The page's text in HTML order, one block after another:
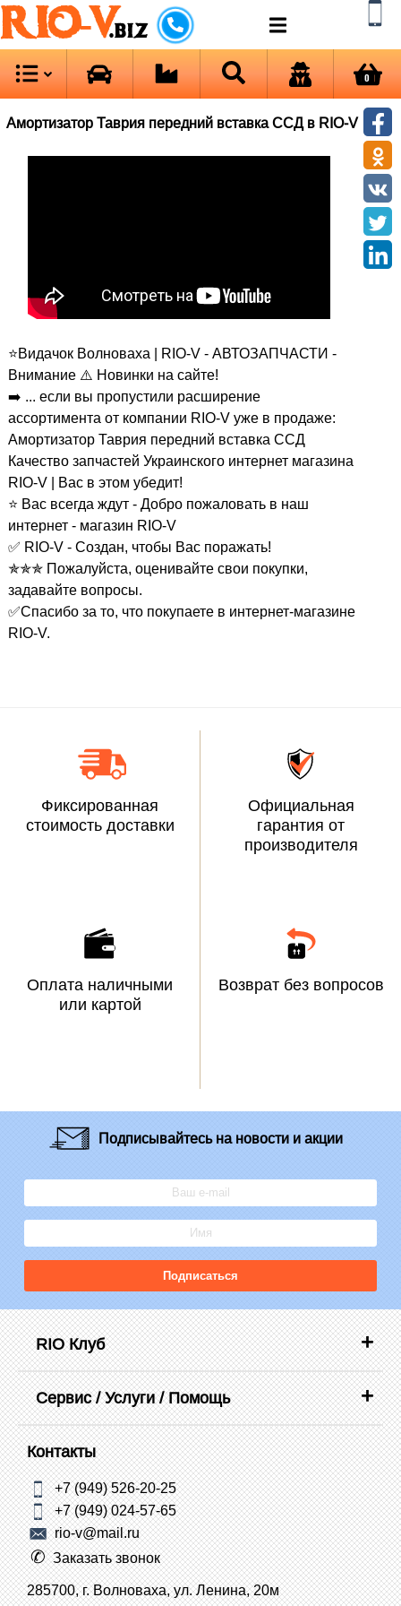
RIO-V.biz
0
Амортизатор Таврия передний вставка ССД в RIO-V
⭐Видачок Волноваха | RIO-V - АВТОЗАПЧАСТИ -
Внимание ⚠️ Новинки на сайте!
➡️ ... если вы пропустили расширение
ассортимента от компании RIO-V уже в продаже:
Амортизатор Таврия передний вставка ССД
Качество запчастей Украинского интернет магазина
RIO-V | Вас в этом убедит!
⭐ Вас всегда ждут - Добро пожаловать в наш
интернет - магазин RIO-V
✅ RIO-V - Создан, чтобы Вас поражать!
✯✯✯ Пожалуйста, оценивайте свои покупки,
задавайте вопросы.
✅Спасибо за то, что покупаете в интернет-магазине
RIO-V.
Фиксированная
стоимость доставки
Официальная
гарантия от
производителя
Оплата наличными
или картой
Возврат без вопросов
Подписывайтесьна новости и акции
Подписаться
RIO Клуб
Сервис / Услуги / Помощь
Контакты
+7 (949) 526-20-25
+7 (949) 024-57-65
rio-v@mail.ru
Заказать звонок
285700, г. Волноваха, ул. Ленина, 20м